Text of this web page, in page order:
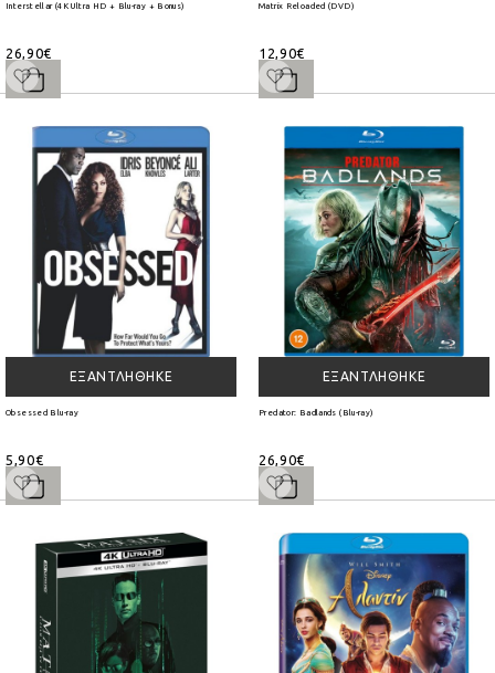
Interstellar (4K Ultra HD + Blu-ray + Bonus)
26,90€
Matrix Reloaded (DVD)
12,90€
ΕΞΑΝΤΛΉΘΗΚΕ
Obsessed Blu-ray
5,90€
ΕΞΑΝΤΛΉΘΗΚΕ
Predator: Badlands (Blu-ray)
26,90€